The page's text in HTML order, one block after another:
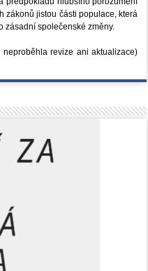
zákonů jistou části populace, která
zásadní společenské změny.
revize ani aktualizace)